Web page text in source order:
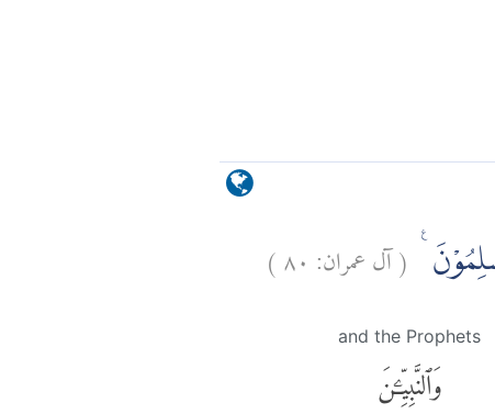
(آل عمران: ٨٠)
and the Prophets
وَٱلنَّبِيِّۦنَ